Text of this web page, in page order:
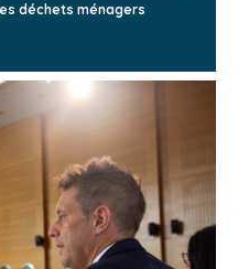
déchets ménagers